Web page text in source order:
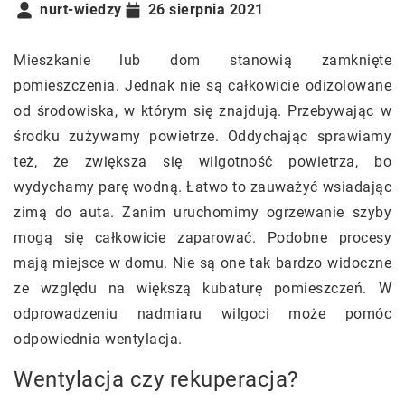
nurt-wiedzy
26 sierpnia 2021
Mieszkanie lub dom stanowią zamknięte
pomieszczenia. Jednak nie są całkowicie odizolowane
od środowiska, w którym się znajdują. Przebywając w
środku zużywamy powietrze. Oddychając sprawiamy
też, że zwiększa się wilgotność powietrza, bo
wydychamy parę wodną. Łatwo to zauważyć wsiadając
zimą do auta. Zanim uruchomimy ogrzewanie szyby
mogą się całkowicie zaparować. Podobne procesy
mają miejsce w domu. Nie są one tak bardzo widoczne
ze względu na większą kubaturę pomieszczeń. W
odprowadzeniu nadmiaru wilgoci może pomóc
odpowiednia wentylacja.
Wentylacja czy rekuperacja?